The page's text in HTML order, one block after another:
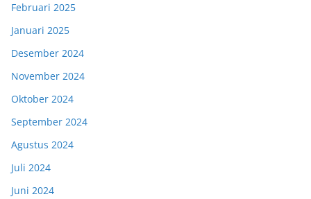
Februari 2025
Januari 2025
Desember 2024
November 2024
Oktober 2024
September 2024
Agustus 2024
Juli 2024
Juni 2024